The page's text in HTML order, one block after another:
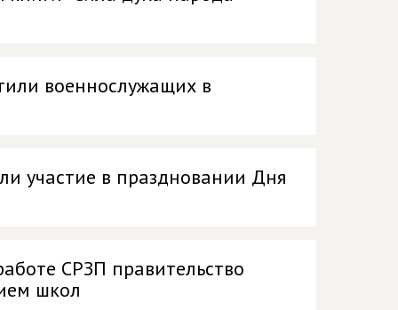
военнослужащих в
участие в праздновании Дня
СРЗП правительство
школ